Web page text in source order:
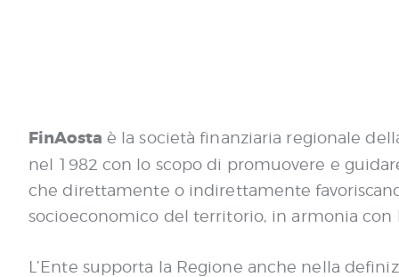
FinAosta è la società finanziaria regionale
nel 1982 con lo scopo di promuovere e
che direttamente o indirettamente
socioeconomico del territorio, in armonia
L’Ente supporta la Regione anche nella